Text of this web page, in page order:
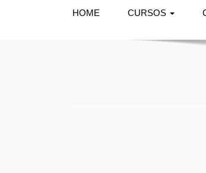
HOME CURSOS